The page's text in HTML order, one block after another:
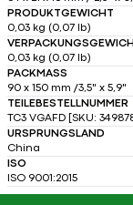
PRODUKTGEWICHT
0,03 kg (0,07 lb)
0,03 kg (0,07 lb)
PACKMASS
90 x 150 mm /3,5" x 5,9"
TEILEBESTELLNUMMER
TC3 VGAFD [SKU:
URSPRUNGSLAND
China
ISO
ISO 9001:2015